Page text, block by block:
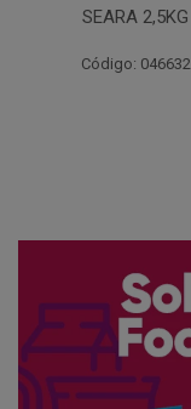
AURORA 5KG
Código: 046371